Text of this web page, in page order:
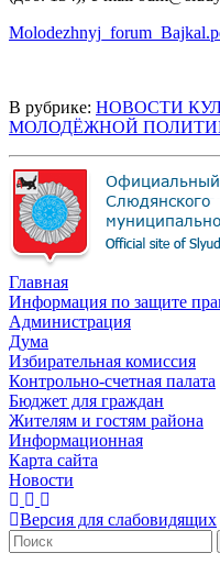
В рубрике: НОВОСТИ
МОЛОДЁЖНОЙ
Главная
Информация по защите
Администрация
Дума
Избирательная комиссия
Контрольно-счетная палата
Бюджет для граждан
Жителям и гостям района
Информационная
Карта сайта
Новости
Версия для слабовидящих